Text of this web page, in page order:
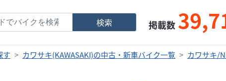
検索 掲載数
す カワサキ(KAWASAKI)の中古・新車バイク一覧
カワサキ/